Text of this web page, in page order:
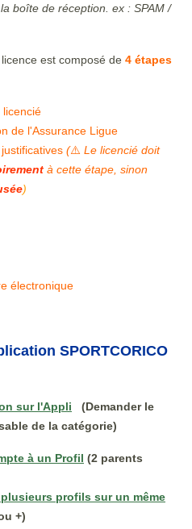
boîte de réception. ex : SPAM /
est composé de 4 étapes
licencié
de l'Assurance Ligue
(⚠️ Le licencié doit
à cette étape, sinon
)
électronique
SPORTCORICO
sur l'Appli
(Demander le
de la catégorie)
à un Profil (2 parents
profils sur un même
+)